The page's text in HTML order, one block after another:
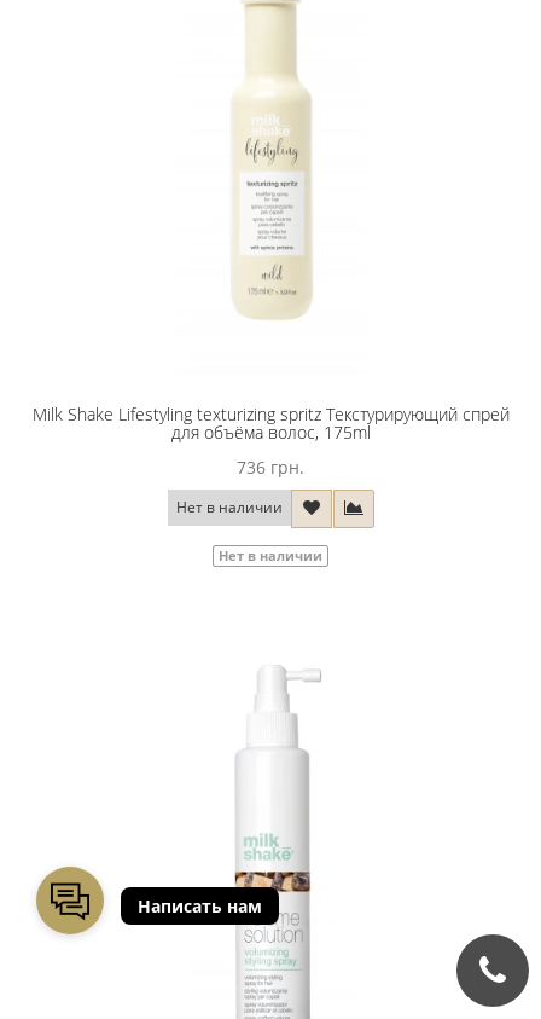
Milk Shake Lifestyling texturizing spritz Текстурирующий спрей
для объёма волос, 175ml
736 грн.
Нет в наличии
Нет в наличии